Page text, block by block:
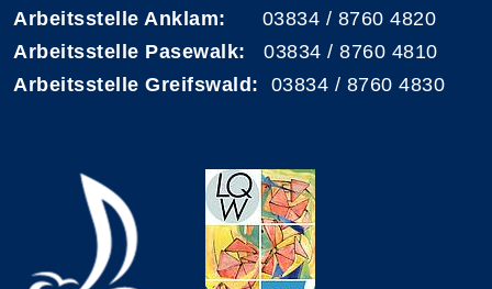
Arbeitsstelle Anklam: 03834 / 8760 4820
Arbeitsstelle Pasewalk: 03834 / 8760 4810
Arbeitsstelle Greifswald: 03834 / 8760 4830